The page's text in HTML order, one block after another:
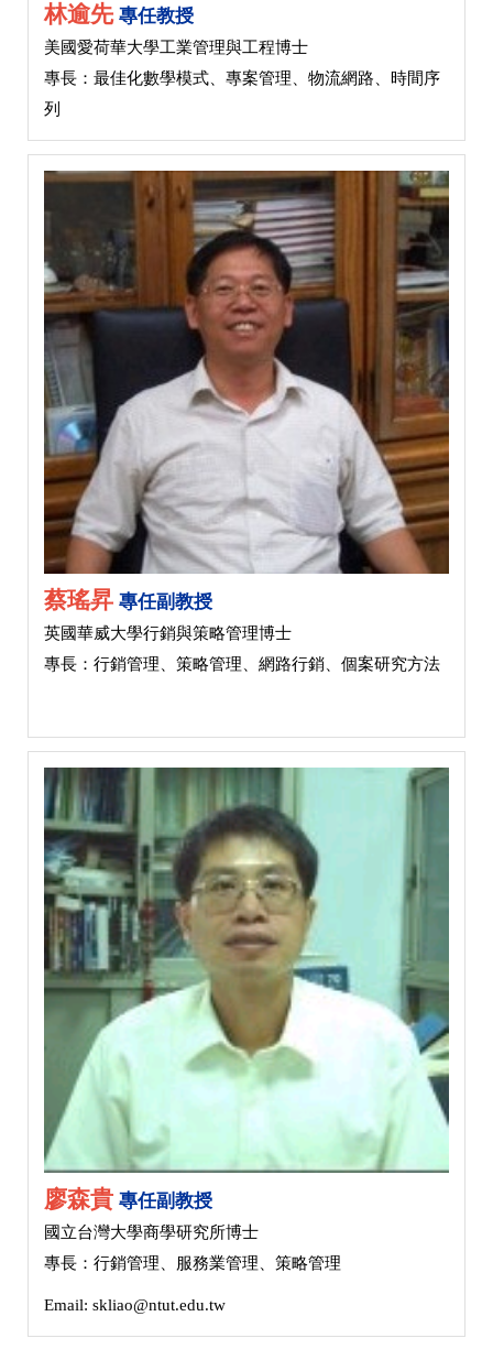
林逾先 專任教授
美國愛荷華大學工業管理與工程博士
專長：最佳化數學模式、專案管理、物流網路、時間序
列
蔡瑤昇 專任副教授
英國華威大學行銷與策略管理博士
專長：行銷管理、策略管理、網路行銷、個案研究方法
廖森貴 專任副教授
國立台灣大學商學研究所博士
專長：行銷管理、服務業管理、策略管理
Email: skliao@ntut.edu.tw